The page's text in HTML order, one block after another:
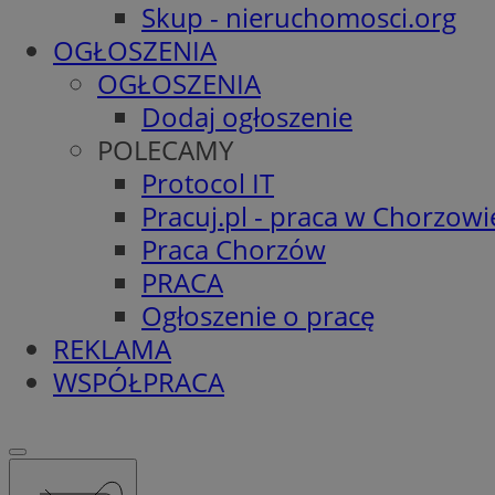
Skup - nieruchomosci.org
OGŁOSZENIA
OGŁOSZENIA
Dodaj ogłoszenie
POLECAMY
Protocol IT
Pracuj.pl - praca w
Praca Chorzów
PRACA
Ogłoszenie o pracę
REKLAMA
WSPÓŁPRACA